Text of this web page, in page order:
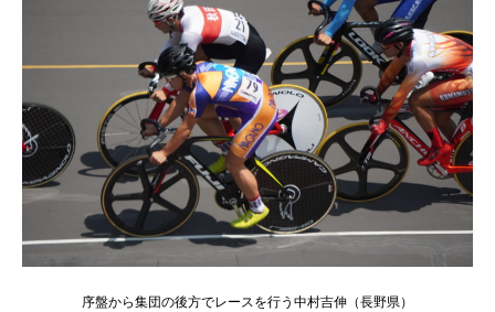
序盤から集団の後方でレースを行う中村吉伸（長野県）